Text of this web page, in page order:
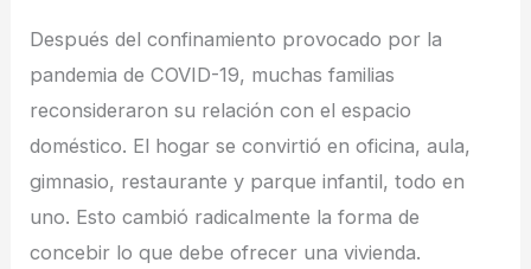
Después del confinamiento provocado por la
pandemia de COVID-19, muchas familias
reconsideraron su relación con el espacio
doméstico. El hogar se convirtió en oficina, aula,
gimnasio, restaurante y parque infantil, todo en
uno. Esto cambió radicalmente la forma de
concebir lo que debe ofrecer una vivienda.